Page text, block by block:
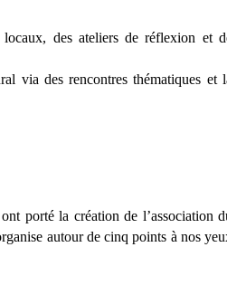
des ateliers de réflexion et
via des rencontres thématiques et
porté la création de l’association
autour de cinq points à nos